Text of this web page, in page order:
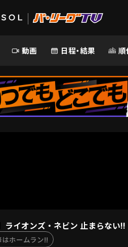
動画 日程・結果 順
ライオンズ・ネビン 止まらな
ホームラン!!